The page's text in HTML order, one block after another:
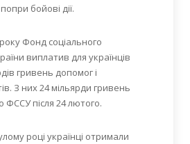
бойові дії.
Фонд соціального
виплатив для українців
гривень допомог і
З них 24 мільярди гривень
ФССУ після 24 лютого.
році українці отримали